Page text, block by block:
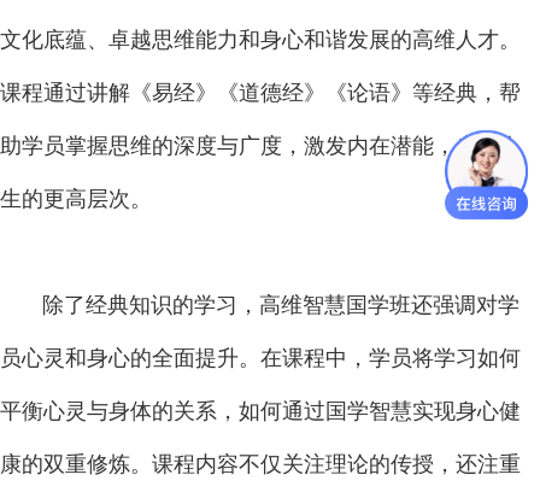
文化底蕴、卓越思维能力和身心和谐发展的高维人才。
课程通过讲解《易经》《道德经》《论语》等经典，帮
助学员掌握思维的深度与广度，激发内在潜能，走向人
生的更高层次。
除了经典知识的学习，高维智慧国学班还强调对学
员心灵和身心的全面提升。在课程中，学员将学习如何
平衡心灵与身体的关系，如何通过国学智慧实现身心健
康的双重修炼。课程内容不仅关注理论的传授，还注重